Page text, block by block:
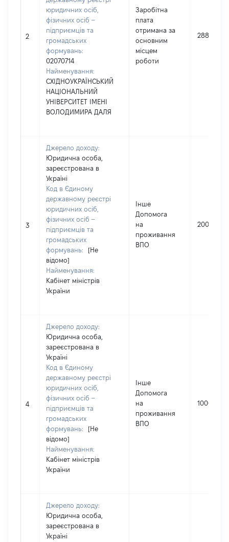
2
юридичних осіб,
фізичних осіб –
підприємців та
громадських
формувань:
02070714
Найменування:
СХІДНОУКРАЇНСЬКИЙ
НАЦІОНАЛЬНИЙ
УНІВЕРСИТЕТ ІМЕНІ
ВОЛОДИМИРА ДАЛЯ
Заробітна
плата
отримана за
основним
місцем
роботи
288852
3
Джерело доходу:
Юридична особа,
зареєстрована в
Україні
Код в Єдиному
державному реєстрі
юридичних осіб,
фізичних осіб –
підприємців та
громадських
формувань:
[Не
відомо]
Найменування:
Кабінет міністрів
України
Інше
Допомога
на
проживання
ВПО
20000
4
Джерело доходу:
Юридична особа,
зареєстрована в
Україні
Код в Єдиному
державному реєстрі
юридичних осіб,
фізичних осіб –
підприємців та
громадських
формувань:
[Не
відомо]
Найменування:
Кабінет міністрів
України
Інше
Допомога
на
проживання
ВПО
10000
Джерело доходу:
Юридична особа,
зареєстрована в
Україні